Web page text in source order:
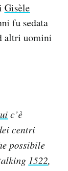
Gisèle
fu sedata
altri uomini
c’è
centri
possibile
1522,